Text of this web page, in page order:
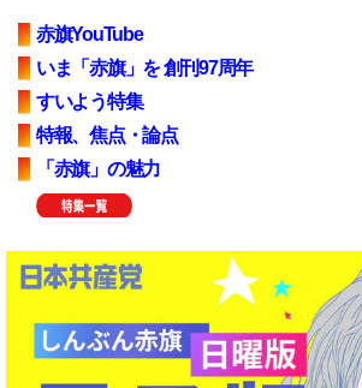
赤旗YouTube
いま「赤旗」を 創刊97周年
すいよう特集
特報、焦点・論点
「赤旗」の魅力